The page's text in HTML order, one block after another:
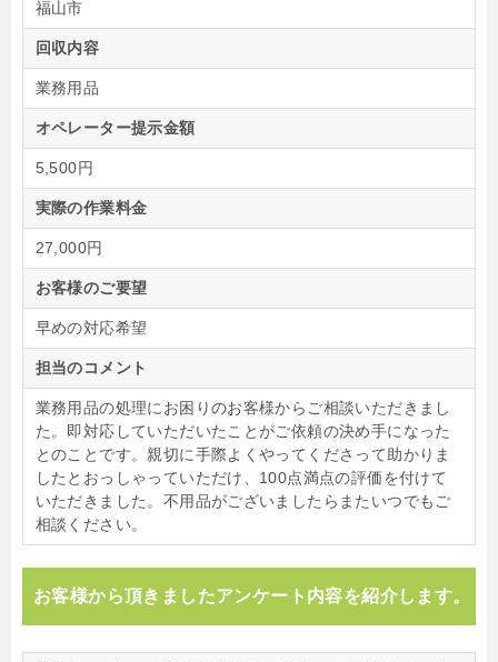
福山市
回収内容
業務用品
オペレーター提示金額
5,500円
実際の作業料金
27,000円
お客様のご要望
早めの対応希望
担当のコメント
業務用品の処理にお困りのお客様からご相談いただきまし
た。即対応していただいたことがご依頼の決め手になった
とのことです。親切に手際よくやってくださって助かりま
したとおっしゃっていただけ、100点満点の評価を付けて
いただきました。不用品がございましたらまたいつでもご
相談ください。
お客様から頂きましたアンケート内容を紹介します。